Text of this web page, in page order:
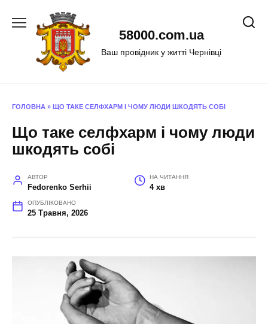
58000.com.ua
Ваш провідник у житті Чернівці
ГОЛОВНА » ЩО ТАКЕ СЕЛФХАРМ І ЧОМУ ЛЮДИ ШКОДЯТЬ СОБІ
Що таке селфхарм і чому люди
шкодять собі
АВТОР
Fedorenko Serhii
НА ЧИТАННЯ
4 хв
ОПУБЛІКОВАНО
25 Травня, 2026